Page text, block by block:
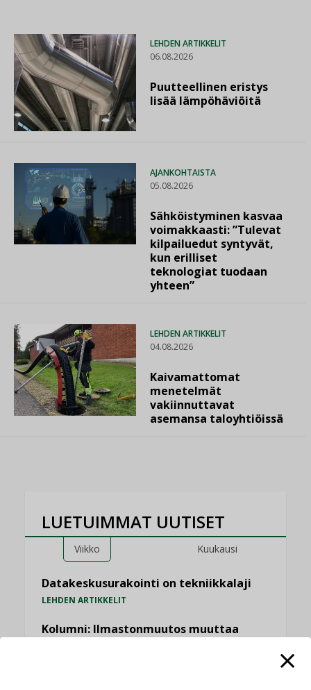
LEHDEN ARTIKKELIT
06.08.2026
Puutteellinen eristys
lisää lämpöhäviöitä
AJANKOHTAISTA
05.08.2026
Sähköistyminen kasvaa
voimakkaasti: ”Tulevat
kilpailuedut syntyvät,
kun erilliset
teknologiat tuodaan
yhteen”
LEHDEN ARTIKKELIT
04.08.2026
Kaivamattomat
menetelmät
vakiinnuttavat
asemansa taloyhtiöissä
LUETUIMMAT UUTISET
Viikko Kuukausi
Datakeskusurakointi on tekniikkalaji
LEHDEN ARTIKKELIT
Kolumni: Ilmastonmuutos muuttaa